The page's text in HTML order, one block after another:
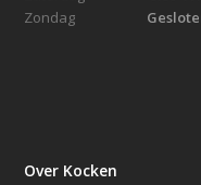
Zondag
Over Kocken